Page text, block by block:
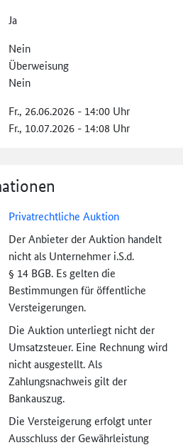
Ja
Nein
Überweisung
Nein
Fr., 26.06.2026 - 14:00 Uhr
Fr., 10.07.2026 - 14:08 Uhr
Privatrechtliche Auktion
Der Anbieter der Auktion handelt
nicht als Unternehmer i.S.d.
§ 14 BGB. Es gelten die
Bestimmungen für öffentliche
Versteigerungen.
Die Auktion unterliegt nicht der
Umsatzsteuer. Eine Rechnung wird
nicht ausgestellt. Als
Zahlungsnachweis gilt der
Bankauszug.
Die Versteigerung erfolgt unter
Ausschluss der Gewährleistung